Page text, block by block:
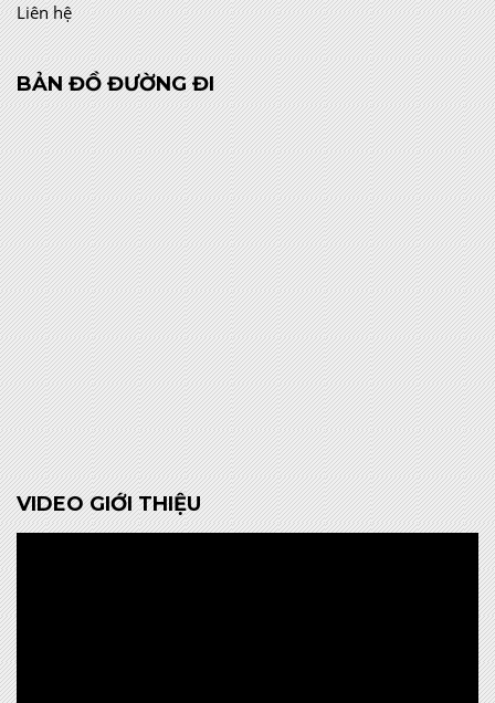
Liên hệ
BẢN ĐỒ ĐƯỜNG ĐI
VIDEO GIỚI THIỆU